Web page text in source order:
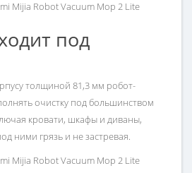
под
толщиной 81,3 мм робот-
очистку под большинством
кровати, шкафы и диваны,
ними грязь и не застревая.